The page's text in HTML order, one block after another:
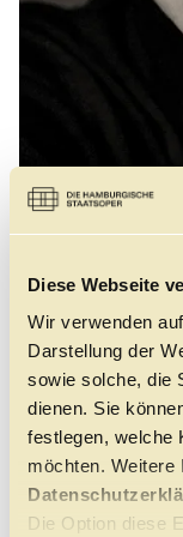
Diese Webseite
Wir verwenden
Darstellung der
sowie solche, die
dienen. Sie
festlegen, welche
möchten. Weitere
Die Option diese
Studium in St.
Zusammenarbeit
Nurejew und
Einladungen von
Ballettrepertoires,
Nussknacker"
Jahrzehnte lang
größten
Von 2012 bis